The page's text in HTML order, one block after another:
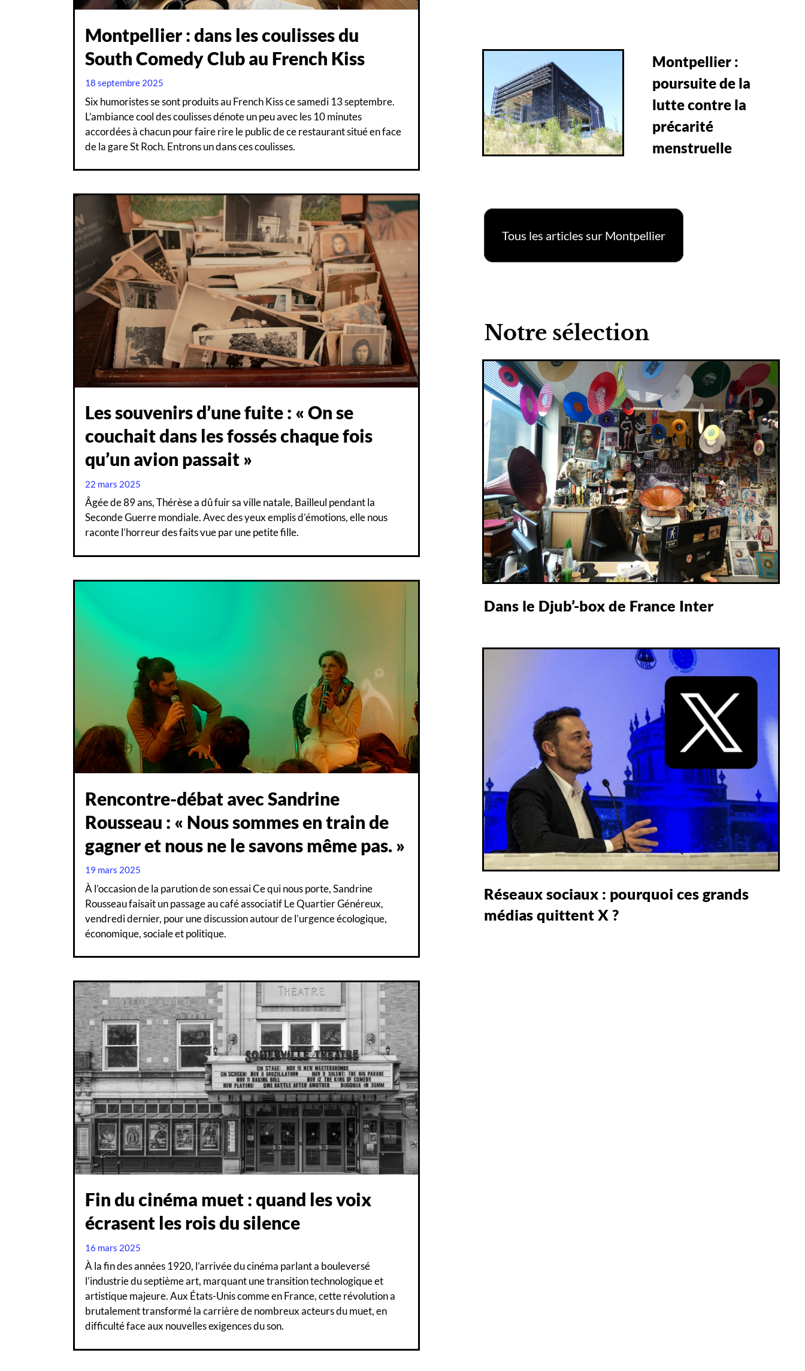
Montpellier : dans les coulisses du
South Comedy Club au French Kiss
18 septembre 2025
Six humoristes se sont produits au French Kiss ce samedi 13 septembre.
L’ambiance cool des coulisses dénote un peu avec les 10 minutes
accordées à chacun pour faire rire le public de ce restaurant situé en face
de la gare St Roch. Entrons un dans ces coulisses.
Les souvenirs d’une fuite : « On se
couchait dans les fossés chaque fois
qu’un avion passait »
22 mars 2025
Âgée de 89 ans, Thérèse a dû fuir sa ville natale, Bailleul pendant la
Seconde Guerre mondiale. Avec des yeux emplis d’émotions, elle nous
raconte l’horreur des faits vue par une petite fille.
Rencontre-débat avec Sandrine
Rousseau : « Nous sommes en train de
gagner et nous ne le savons même pas. »
19 mars 2025
À l’occasion de la parution de son essai Ce qui nous porte, Sandrine
Rousseau faisait un passage au café associatif Le Quartier Généreux,
vendredi dernier, pour une discussion autour de l’urgence écologique,
économique, sociale et politique.
Fin du cinéma muet : quand les voix
écrasent les rois du silence
16 mars 2025
À la fin des années 1920, l’arrivée du cinéma parlant a bouleversé
l’industrie du septième art, marquant une transition technologique et
artistique majeure. Aux États-Unis comme en France, cette révolution a
brutalement transformé la carrière de nombreux acteurs du muet, en
difficulté face aux nouvelles exigences du son.
Montpellier :
poursuite de la
lutte contre la
précarité
menstruelle
Tous les articles sur Montpellier
Notre sélection
Dans le Djub’-box de France Inter
Réseaux sociaux : pourquoi ces grands
médias quittent X ?